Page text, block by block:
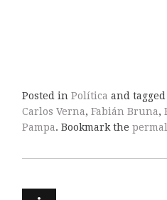
Posted in Política and tagged
Carlos Verna, Fabián Bruna,
Pampa. Bookmark the